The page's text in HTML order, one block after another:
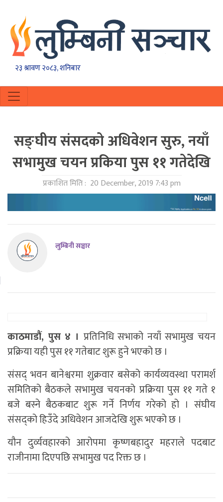
२३ श्रावण २०८३, शनिबार
सङ्घीय संसदको अधिवेशन सुरु, नयाँ
सभामुख चयन प्रकिया पुस ११ गतेदेखि
प्रकाशित मिति : 20 December, 2019 7:43 pm
लुम्बिनी सञ्चार
काठमाडौं, पुस ४ । प्रतिनिधि सभाको नयाँ सभामुख चयन
प्रक्रिया यही पुस ११ गतेबाट शुरू हुने भएको छ ।
संसद् भवन बानेश्वरमा शुक्रवार बसेको कार्यव्यवस्था परामर्श
समितिको बैठकले सभामुख चयनको प्रक्रिया पुस ११ गते १
बजे बस्ने बैठकबाट शुरू गर्ने निर्णय गरेको हो । संघीय
संसद्को हिउँदे अधिवेशन आजदेखि शुरू भएको छ ।
यौन दुर्व्यवहारको आरोपमा कृष्णबहादुर महराले पदबाट
राजीनामा दिएपछि सभामुख पद रिक्त छ ।